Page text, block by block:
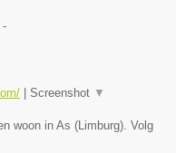
-
| Screenshot ▼
woon in As (Limburg). Volg